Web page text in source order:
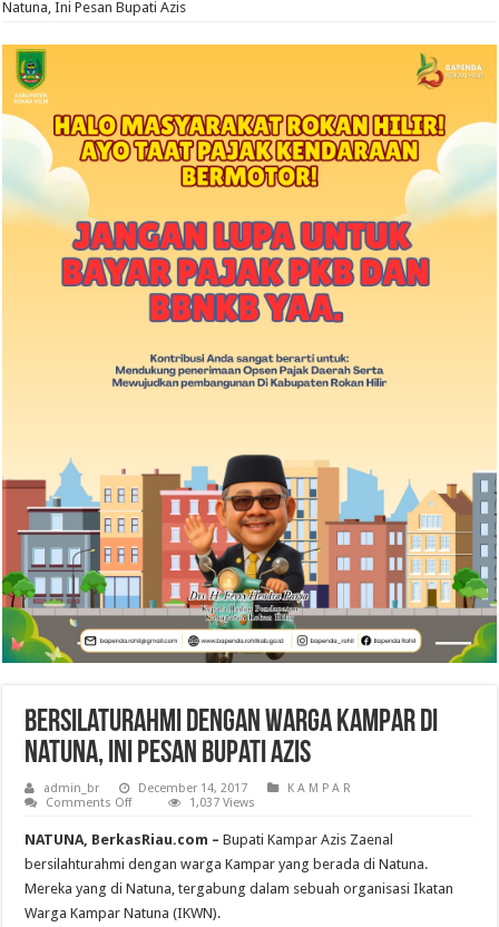
Natuna, Ini Pesan Bupati Azis
Bersilaturahmi dengan Warga Kampar di
Natuna, Ini Pesan Bupati Azis
admin_br December 14, 2017
K A M P A R
Comments Offon
dengan
Warga
Kampar
di
Natuna,
Pesan
1,037 Views
NATUNA, BerkasRiau.com – Bupati Kampar Azis Zaenal
bersilahturahmi dengan warga Kampar yang berada di Natuna.
Mereka yang di Natuna, tergabung dalam sebuah organisasi Ikatan
Warga Kampar Natuna (IKWN).